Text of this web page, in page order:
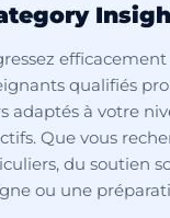
efficacement
qualifiés
adaptés à votre
Que vous
du soutien
ou une